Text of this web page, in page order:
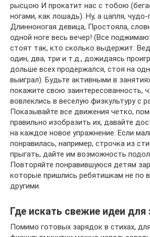
рысцою И прокатит нас с тобою
ногами, как лошадь). Ну, а цапля, чудо-
Длинноногая девица, Простояла,
одной ноге весь вечер! (Все
стоят так, кто сколько выдержит.
один, два, три и т.д., дожидаясь
дольше всех продержался, стоя на
выиграл). Будьте активными в
покажите свою заинтересованность,
вовлеклись в веселую физкультуру с
Показывайте все движения четко,
правильно изобразить их, давайте
на каждое новое упражнение. Если
понравилась, например, строчка из
прыгать, дайте им возможность
Повторяйте понравившуюся детям
которые пришлись ребятишкам не по
другими.
Где искать свежие идеи для
Помимо готовых зарядок в стихах,